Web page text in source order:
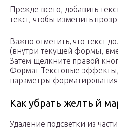
Прежде всего, добавить
текст, чтобы изменить
Важно отметить, что текст
(внутри текущей формы,
Затем щелкните правой
Формат Текстовые
параметры форматирования
Как убрать желтый
Удаление подсветки из